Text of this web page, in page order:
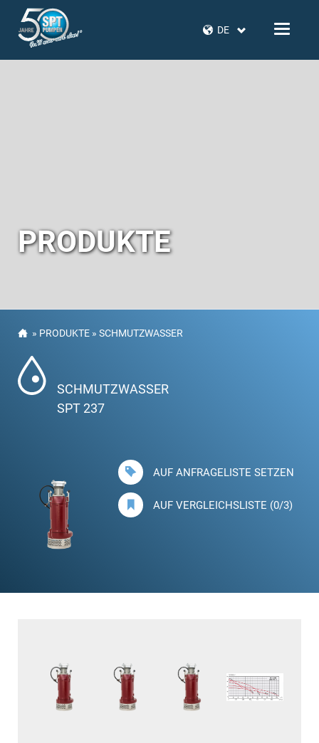
DE
PRODUKTE
» PRODUKTE »SCHMUTZWASSER
SCHMUTZWASSER
SPT 237
AUF ANFRAGELISTE SETZEN
AUF VERGLEICHSLISTE (0/3)